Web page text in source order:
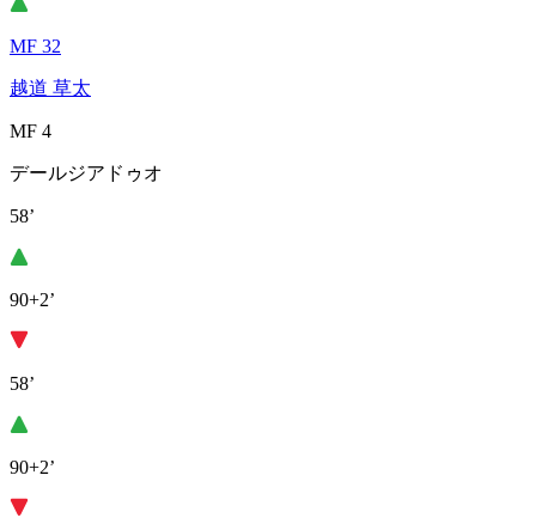
MF 32
越道 草太
MF 4
デールジアドゥオ
58’
90+2’
58’
90+2’